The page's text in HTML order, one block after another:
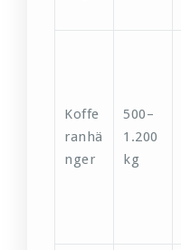
Koffe
ranhä
nger
500–
1.200
kg